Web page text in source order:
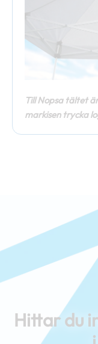
Till Nopsa tältet
markisen trycka
Hittar du